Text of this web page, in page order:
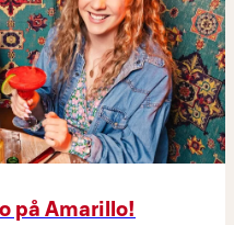
på Amarillo!